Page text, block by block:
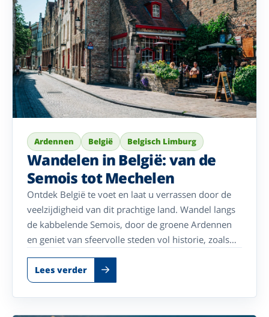
Ardennen België Belgisch Limburg
Wandelen in België: van de
Semois tot Mechelen
Ontdek België te voet en laat u verrassen door de
veelzijdigheid van dit prachtige land. Wandel langs
de kabbelende Semois, door de groene Ardennen
en geniet van sfeervolle steden vol historie, zoals
Enjoyhotel beleeft u de mooiste wandelroutes,
bijzondere uitstapjes en heeft u alle rust om heerlijk
te genieten.
Lees verder